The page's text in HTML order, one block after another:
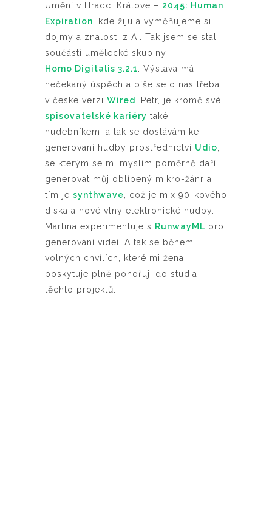
Umění v Hradci Králové – 2045: Human
Expiration , kde žiju a vyměňujeme si
dojmy a znalosti z AI. Tak jsem se stal
součástí umělecké skupiny
Homo Digitalis 3.2.1
. Výstava má
nečekaný úspěch a píše se o nás třeba
v české verzi Wired
. Petr, je kromě své
spisovatelské kariéry také
hudebníkem, a tak se dostávám ke
generování hudby prostřednictví Udio
se kterým se mi myslím poměrně daří
generovat můj oblíbený mikro-žánr a
tím je synthwave , což je mix 90-kového
diska a nové vlny elektronické hudby.
Martina experimentuje s RunwayML pro
generování videí. A tak se během
volných chvílích, které mi žena
poskytuje plně ponořuji do studia
těchto projektů.